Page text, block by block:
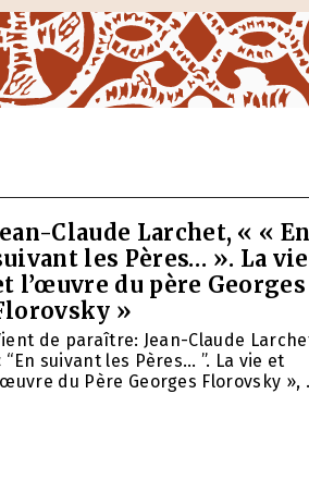
Claude Larchet, « « En
les Pères… ». La vie
l’œuvre du père Georges
»
de paraître: Jean-Claude
“En suivant les Pères… ”. La vie et
du Père Georges Florovsky »,